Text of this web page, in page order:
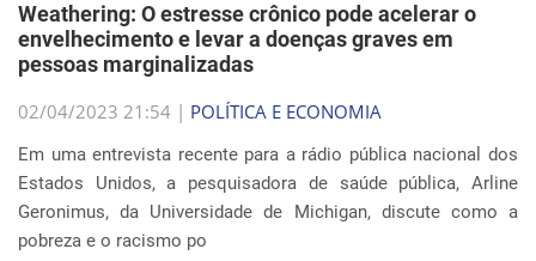
Weathering: O estresse crônico pode acelerar o
envelhecimento e levar a doenças graves em
pessoas marginalizadas
02/04/2023 21:54 | POLÍTICA E ECONOMIA
Em uma entrevista recente para a rádio pública nacional dos
Estados Unidos, a pesquisadora de saúde pública, Arline
Geronimus, da Universidade de Michigan, discute como a
pobreza e o racismo po